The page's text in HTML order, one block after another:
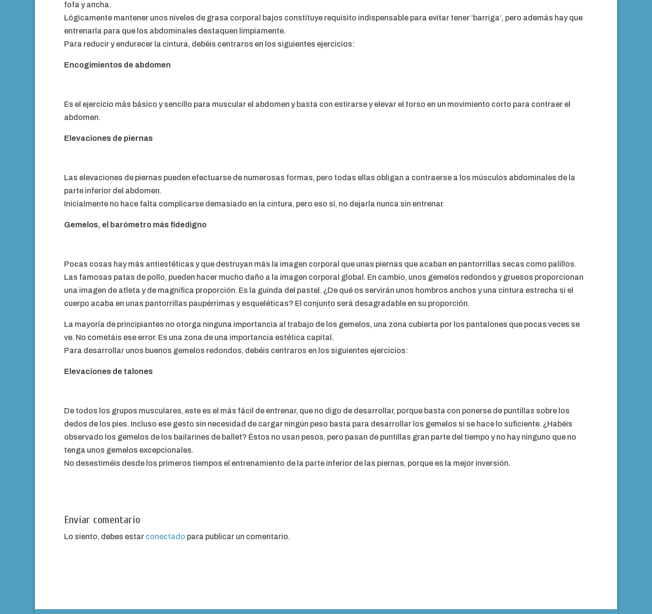
fofa y ancha.
Lógicamente mantener unos niveles de grasa corporal bajos constituye requisito indispensable para evitar tener ‘barriga’, pero además hay que
entrenarla para que los abdominales destaquen limpiamente.
Para reducir y endurecer la cintura, debéis centraros en los siguientes ejercicios:
Encogimientos de abdomen
Es el ejercicio más básico y sencillo para muscular el abdomen y basta con estirarse y elevar el torso en un movimiento corto para contraer el
abdomen.
Elevaciones de piernas
Las elevaciones de piernas pueden efectuarse de numerosas formas, pero todas ellas obligan a contraerse a los músculos abdominales de la
parte inferior del abdomen.
Inicialmente no hace falta complicarse demasiado en la cintura, pero eso sí, no dejarla nunca sin entrenar.
Gemelos, el barómetro más fidedigno
Pocas cosas hay más antiestéticas y que destruyan más la imagen corporal que unas piernas que acaban en pantorrillas secas como palillos.
Las famosas patas de pollo, pueden hacer mucho daño a la imagen corporal global. En cambio, unos gemelos redondos y gruesos proporcionan
una imagen de atleta y de magnifica proporción. Es la guinda del pastel. ¿De qué os servirán unos hombros anchos y una cintura estrecha si el
cuerpo acaba en unas pantorrillas paupérrimas y esqueléticas? El conjunto será desagradable en su proporción.
La mayoría de principiantes no otorga ninguna importancia al trabajo de los gemelos, una zona cubierta por los pantalones que pocas veces se
ve. No cometáis ese error. Es una zona de una importancia estética capital.
Para desarrollar unos buenos gemelos redondos, debéis centraros en los siguientes ejercicios:
Elevaciones de talones
De todos los grupos musculares, este es el más fácil de entrenar, que no digo de desarrollar, porque basta con ponerse de puntillas sobre los
dedos de los pies. Incluso ese gesto sin necesidad de cargar ningún peso basta para desarrollar los gemelos si se hace lo suficiente. ¿Habéis
observado los gemelos de los bailarines de ballet? Éstos no usan pesos, pero pasan de puntillas gran parte del tiempo y no hay ninguno que no
tenga unos gemelos excepcionales.
No desestiméis desde los primeros tiempos el entrenamiento de la parte inferior de las piernas, porque es la mejor inversión.
Enviar comentario
Lo siento, debes estar conectado para publicar un comentario.